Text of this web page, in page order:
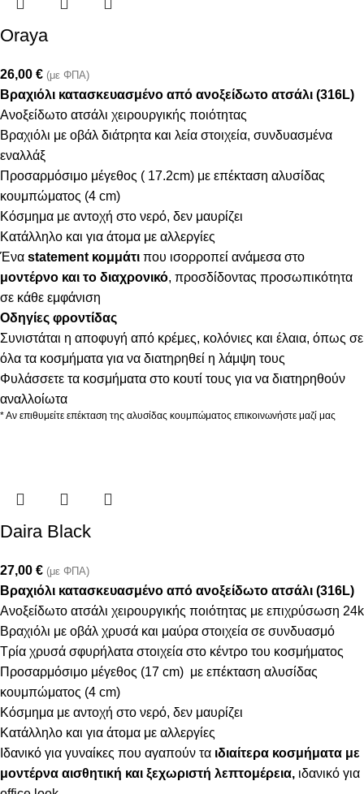
Oraya
26,00 € (με ΦΠΑ)
Βραχιόλι κατασκευασμένο από ανοξείδωτο ατσάλι (316L)
Ανοξείδωτο ατσάλι χειρουργικής ποιότητας
Βραχιόλι με οβάλ διάτρητα και λεία στοιχεία, συνδυασμένα
εναλλάξ
Προσαρμόσιμο μέγεθος ( 17.2cm) με επέκταση αλυσίδας
κουμπώματος (4 cm)
Κόσμημα με αντοχή στο νερό, δεν μαυρίζει
Κατάλληλο και για άτομα με αλλεργίες
Ένα statement κομμάτι που ισορροπεί ανάμεσα στο
μοντέρνο και το διαχρονικό, προσδίδοντας προσωπικότητα
σε κάθε εμφάνιση
Οδηγίες φροντίδας
Συνιστάται η αποφυγή από κρέμες, κολόνιες και έλαια, όπως σε
όλα τα κοσμήματα για να διατηρηθεί η λάμψη τους
Φυλάσσετε τα κοσμήματα στο κουτί τους για να διατηρηθούν
αναλλοίωτα
* Αν επιθυμείτε επέκταση της αλυσίδας κουμπώματος επικοινωνήστε μαζί μας
Daira Black
27,00 € (με ΦΠΑ)
Βραχιόλι κατασκευασμένο από ανοξείδωτο ατσάλι (316L)
Ανοξείδωτο ατσάλι χειρουργικής ποιότητας με επιχρύσωση 24k
Βραχιόλι με οβάλ χρυσά και μαύρα στοιχεία σε συνδυασμό
Τρία χρυσά σφυρήλατα στοιχεία στο κέντρο του κοσμήματος
Προσαρμόσιμο μέγεθος (17 cm) με επέκταση αλυσίδας
κουμπώματος (4 cm)
Κόσμημα με αντοχή στο νερό, δεν μαυρίζει
Κατάλληλο και για άτομα με αλλεργίες
Ιδανικό για γυναίκες που αγαπούν τα ιδιαίτερα κοσμήματα με
μοντέρνα αισθητική και ξεχωριστή λεπτομέρεια, ιδανικό για